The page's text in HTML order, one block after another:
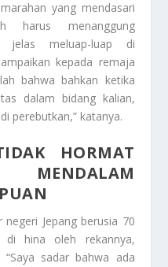
yang mendasari
harus menanggung
jelas meluap-luap di
kepada remaja
bahwa bahkan ketika
dalam bidang kalian,
perebutkan,” katanya.
HORMAT
Jepang berusia 70
di hina oleh rekannya,
sadar bahwa ada